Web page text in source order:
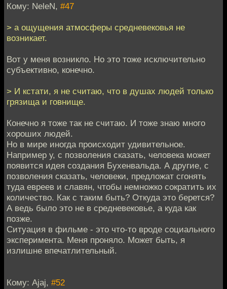
Кому: NeleN, #47
> а ощущения атмосферы средневековья не
возникает.
Вот у меня возникло. Но это тоже исключительно
субъективно, конечно.
> И кстати, я не считаю, что в душах людей только
грязища и говнище.
Конечно я тоже так не считаю. И тоже знаю много
хороших людей.
Но в мире иногда происходит удивительное.
Например у, с позволения сказать, человека может
появится идея создания Бухенвальда. А другие, с
позволения сказать, человеки, предложат сгонять
туда евреев и славян, чтобы немножко сократить их
количество. Как с таким быть? Откуда это берется?
А ведь было это не в средневековье, а куда как
позже.
Ситуация в фильме - это что-то вроде социального
эксперимента. Меня проняло. Может быть, я
излишне впечатлительный.
Кому: Ajaj, #52